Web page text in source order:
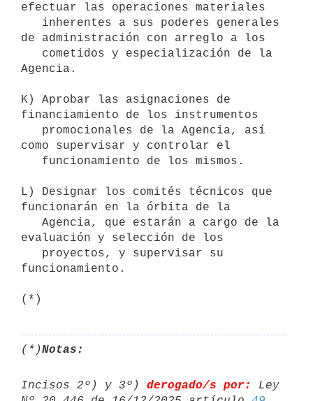
efectuar las operaciones materiales
de administración con arreglo a los
Agencia.
K) Aprobar las asignaciones de
financiamiento de los instrumentos
como supervisar y controlar el
L) Designar los comités técnicos que
funcionarán en la órbita de la
evaluación y selección de los
funcionamiento.
(*)
(*)Notas:
Incisos 2º) y 3º) derogado/s por:
Ley